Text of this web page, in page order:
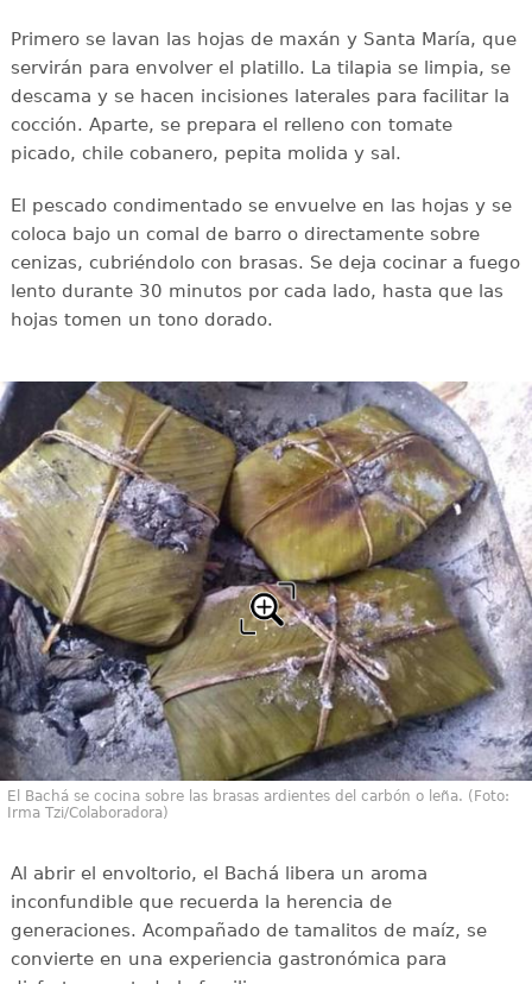
Primero se lavan las hojas de maxán y Santa María, que
servirán para envolver el platillo. La tilapia se limpia, se
descama y se hacen incisiones laterales para facilitar la
cocción. Aparte, se prepara el relleno con tomate
picado, chile cobanero, pepita molida y sal.
El pescado condimentado se envuelve en las hojas y se
coloca bajo un comal de barro o directamente sobre
cenizas, cubriéndolo con brasas. Se deja cocinar a fuego
lento durante 30 minutos por cada lado, hasta que las
hojas tomen un tono dorado.
El Bachá se cocina sobre las brasas ardientes del carbón o leña. (Foto:
Irma Tzi/Colaboradora)
Al abrir el envoltorio, el Bachá libera un aroma
inconfundible que recuerda la herencia de
generaciones. Acompañado de tamalitos de maíz, se
convierte en una experiencia gastronómica para